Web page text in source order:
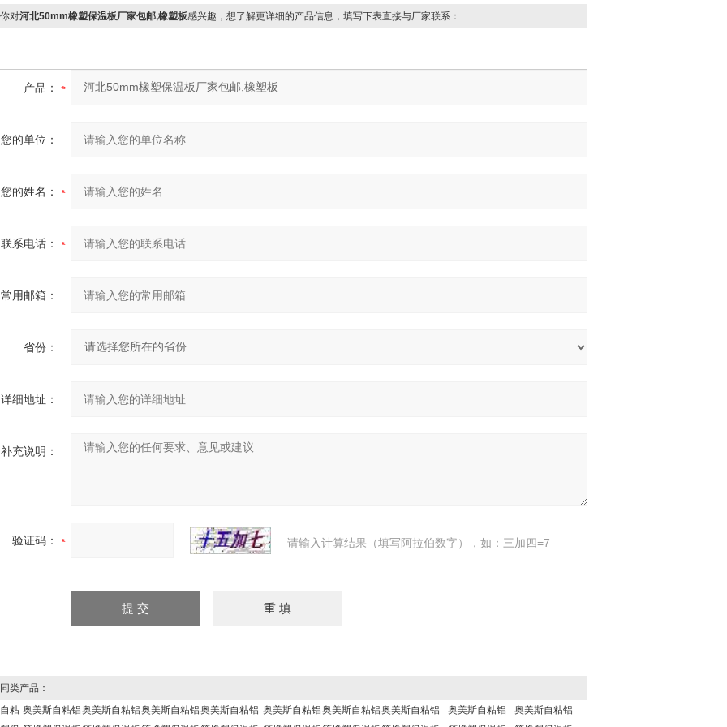
对河北50mm橡塑保温板厂家包邮,橡塑板感兴趣，想了解更详细的产品信息，填写下表直接与厂家联系：
产品：
您的单位：
您的姓名：
联系电话：
常用邮箱：
省份：
详细地址：
补充说明：
验证码： 请输入计算结果（填写阿拉伯数字），如：三加四=7
类产品：
粘 奥美斯自粘铝奥美斯自粘铝奥美斯自粘铝奥美斯自粘铝 奥美斯自粘铝奥美斯自粘铝奥美斯自粘铝
奥美斯自粘铝
奥美斯自粘铝